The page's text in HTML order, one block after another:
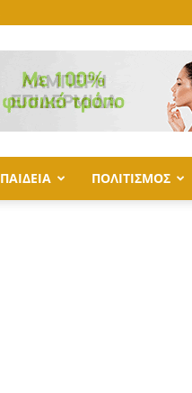
ΠΑΙΔΕΙΑ ΠΟΛΙΤΙΣΜΟΣ